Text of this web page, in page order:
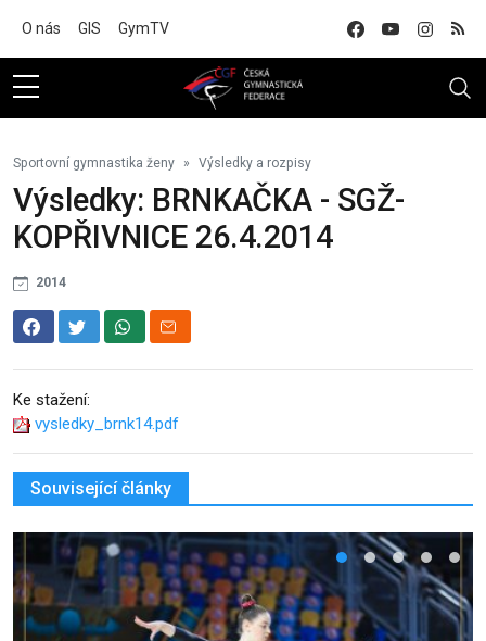
O nás GIS GymTV
Sportovní gymnastika ženy Výsledky a rozpisy
Výsledky: BRNKAČKA - SGŽ-
KOPŘIVNICE 26.4.2014
2014
Ke stažení:
vysledky_brnk14.pdf
Související články